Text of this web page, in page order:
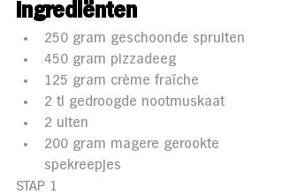
Ingredi ë nten
250 gram geschoonde spruiten
450 gram pizzadeeg
125 gram crème fraîche
2 tl gedroogde nootmuskaat
2 uiten
200 gram magere gerookte
spekreepjes
STAP 1